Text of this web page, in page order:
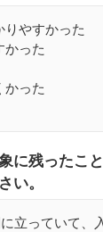
りやすかった
かった
かった
に残ったこ
い。
立っていて、